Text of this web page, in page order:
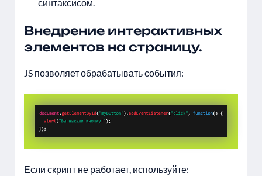
синтаксисом.
Внедрение интерактивных
элементов на страницу.
JS позволяет обрабатывать события:
Если скрипт не работает, используйте: